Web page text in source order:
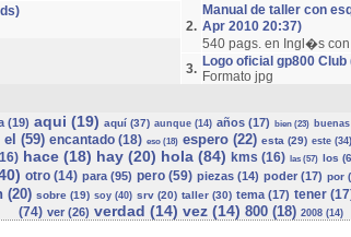
2.
Manual de taller con
Apr 2010 20:37)
540 pags. en Ingl�s
3. Logo oficial gp800
Formato jpg
(19) aqui (19) aquí (37) aunque (14) años (17) bien (23) buenas
el (59) encantado (18) eso (18) espero (22) esta (29) este (34)
hace (18) hay (20) hola (84) kms (16) las (57) los
otro (14) para (95) pero (59) piezas (14) poder (17) por
(20) sobre (19) soy (40) srv (20) taller (30) tema (17) tener
(74) ver (26) verdad (14) vez (14) 800 (18) 2008 (14)